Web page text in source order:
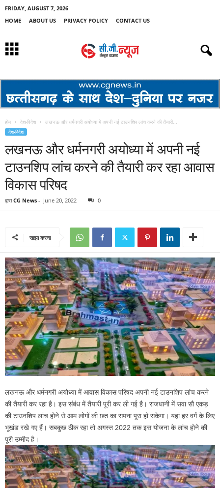
FRIDAY, AUGUST 7, 2026
HOME
ABOUT US PRIVACY POLICY CONTACT US
होम देश-विदेश लखनऊ और धर्मनगरी अयोध्या में अपनी नई टाउनशिप लांच करने की तैयारी...
देश-विदेश
लखनऊ और धर्मनगरी अयोध्या में अपनी नई
टाउनशिप लांच करने की तैयारी कर रहा आवास
विकास परिषद
द्वारा CG News - June 20, 2022 0
साझा करना
लखनऊ और धर्मनगरी अयोध्या में आवास विकास परिषद अपनी नई टाउनशिप लांच करने
की तैयारी कर रहा है। इस संबंध में तैयारी पूरी कर ली गई है। राजधानी में सवा सौ एकड़
की टाउनशिप लांच होने से आम लोगों की छत का सपना पूरा हो सकेगा। यहां हर वर्ग के लिए
भूखंड रखे गए हैं। सबकुछ ठीक रहा तो अगस्त 2022 तक इस योजना के लांच होने की
पूरी उम्मीद है।